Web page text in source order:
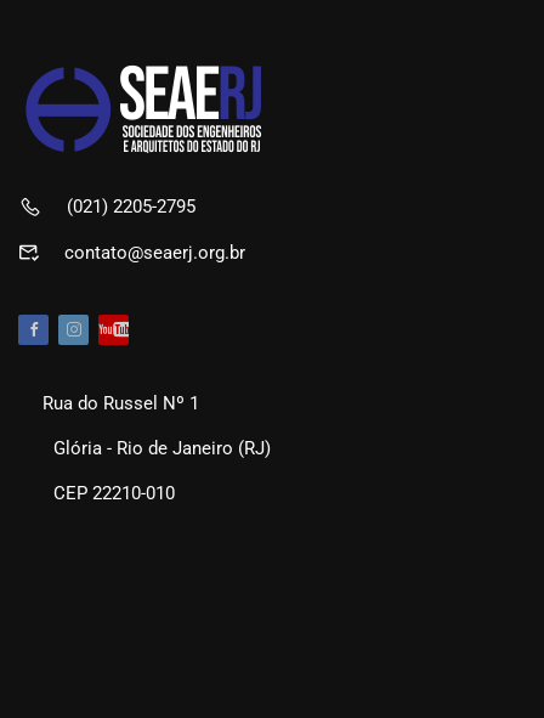
(021) 2205-2795
contato@seaerj.org.br
Rua do Russel Nº 1
Glória - Rio de Janeiro (RJ)
CEP 22210-010